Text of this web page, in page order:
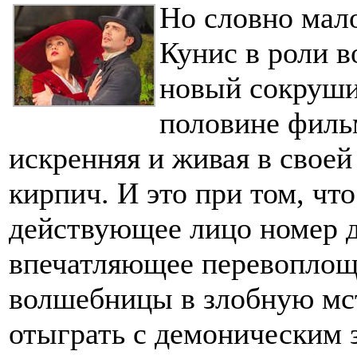
Но словно
Кунис в роли
новый
половине
искренняя и живая в
кирпич. И это при том,
действующее лицо номер
впечатляющее
волшебницы в злобную
отыграть с демоническим